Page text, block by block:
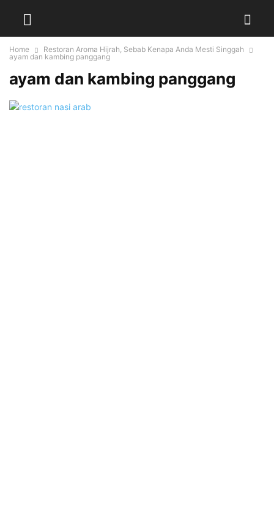
Home
Restoran Aroma Hijrah, Sebab Kenapa Anda Mesti Singgah
ayam dan kambing panggang
ayam dan kambing panggang